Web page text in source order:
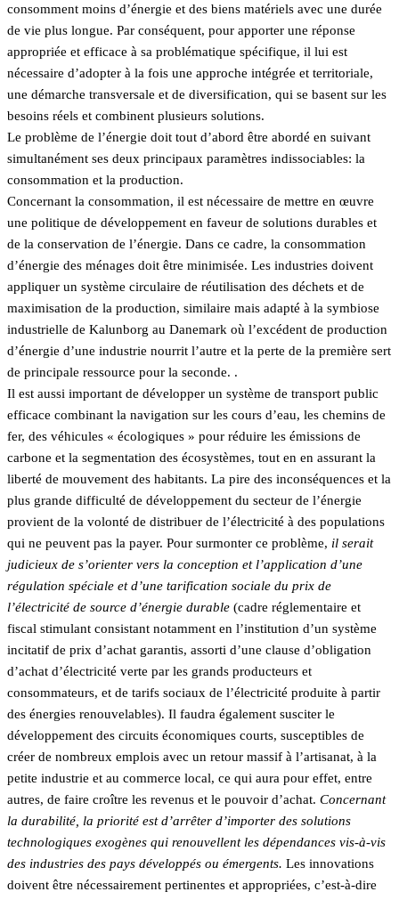
consomment moins d’énergie et des biens matériels avec une durée
de vie plus longue. Par conséquent, pour apporter une réponse
appropriée et efficace à sa problématique spécifique, il lui est
nécessaire d’adopter à la fois une approche intégrée et territoriale,
une démarche transversale et de diversification, qui se basent sur les
besoins réels et combinent plusieurs solutions.
Le problème de l’énergie doit tout d’abord être abordé en suivant
simultanément ses deux principaux paramètres indissociables: la
consommation et la production.
Concernant la consommation, il est nécessaire de mettre en œuvre
une politique de développement en faveur de solutions durables et
de la conservation de l’énergie. Dans ce cadre, la consommation
d’énergie des ménages doit être minimisée. Les industries doivent
appliquer un système circulaire de réutilisation des déchets et de
maximisation de la production, similaire mais adapté à la symbiose
industrielle de Kalunborg au Danemark où l’excédent de production
d’énergie d’une industrie nourrit l’autre et la perte de la première sert
de principale ressource pour la seconde. .
Il est aussi important de développer un système de transport public
efficace combinant la navigation sur les cours d’eau, les chemins de
fer, des véhicules « écologiques » pour réduire les émissions de
carbone et la segmentation des écosystèmes, tout en en assurant la
liberté de mouvement des habitants. La pire des inconséquences et la
plus grande difficulté de développement du secteur de l’énergie
provient de la volonté de distribuer de l’électricité à des populations
qui ne peuvent pas la payer. Pour surmonter ce problème, il serait
judicieux de s’orienter vers la conception et l’application d’une
régulation spéciale et d’une tarification sociale du prix de
l’électricité de source d’énergie durable (cadre réglementaire et
fiscal stimulant consistant notamment en l’institution d’un système
incitatif de prix d’achat garantis, assorti d’une clause d’obligation
d’achat d’électricité verte par les grands producteurs et
consommateurs, et de tarifs sociaux de l’électricité produite à partir
des énergies renouvelables). Il faudra également susciter le
développement des circuits économiques courts, susceptibles de
créer de nombreux emplois avec un retour massif à l’artisanat, à la
petite industrie et au commerce local, ce qui aura pour effet, entre
autres, de faire croître les revenus et le pouvoir d’achat. Concernant
la durabilité, la priorité est d’arrêter d’importer des solutions
technologiques exogènes qui renouvellent les dépendances vis-à-vis
des industries des pays développés ou émergents. Les innovations
doivent être nécessairement pertinentes et appropriées, c’est-à-dire